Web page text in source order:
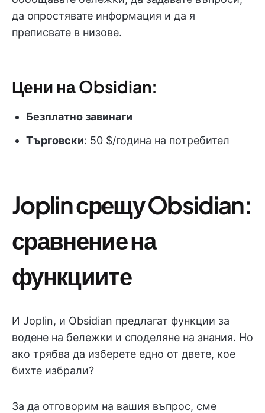
да опростявате информация и да я
преписвате в низове.
Цени на Obsidian:
Безплатно завинаги
Търговски: 50 $/година на потребител
Joplin срещу Obsidian:
сравнение на
функциите
И Joplin, и Obsidian предлагат функции за
водене на бележки и споделяне на знания. Но
ако трябва да изберете едно от двете, кое
бихте избрали?
За да отговорим на вашия въпрос, сме